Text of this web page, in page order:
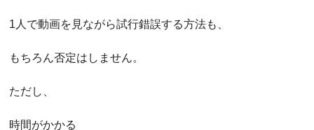
1人で動画を見ながら試行錯誤する方法も、
もちろん否定はしません。
ただし、
時間がかかる